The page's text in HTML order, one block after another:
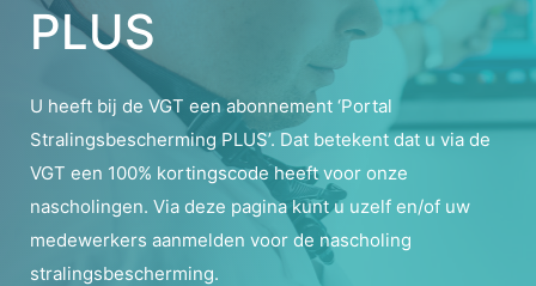
PLUS
U heeft bij de VGT een abonnement ‘Portal
Stralingsbescherming PLUS’. Dat betekent dat u via de
VGT een 100% kortingscode heeft voor onze
nascholingen. Via deze pagina kunt u uzelf en/of uw
medewerkers aanmelden voor de nascholing
stralingsbescherming.